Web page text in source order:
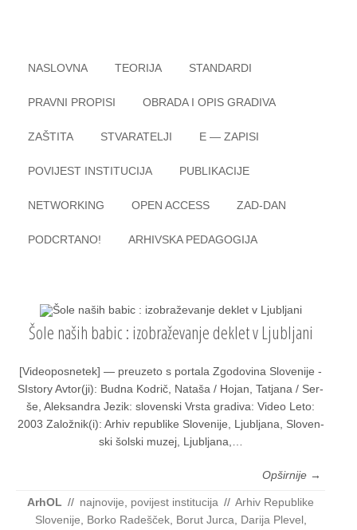
meni
NASLOVNA
TEORIJA STANDARDI
PRAVNI PROPISI OBRADA I OPIS GRADIVA
ZAŠTITA STVARATELJI E — ZAPISI
POVIJEST INSTITUCIJA PUBLIKACIJE
NETWORKING OPEN ACCESS ZAD-DAN
PODCRTANO! ARHIVSKA PEDAGOGIJA
Šole naših babic : izobraževanje deklet v Ljubljani
[Videoposnetek] — pre­uze­to s por­ta­la Zgodovina Slovenije -
SIstory Avtor(ji): Bud­na Kodrič, Nata­ša / Hojan, Tatja­na / Ser­
še, Alek­san­dra Jezik: slo­ven­ski Vrsta gra­di­va: Video Leto:
2003 Založnik(i): Arhiv repu­bli­ke Slo­ve­ni­je, Ljub­lja­na, Slo­ven­
ski šol­ski muzej, Ljub­lja­na,…
Opširnije →
ArhOL // najnovije povijest institucija // Arhiv Republike
Slovenije
Borko Radešček, Borut Jurca Darija Plevel,